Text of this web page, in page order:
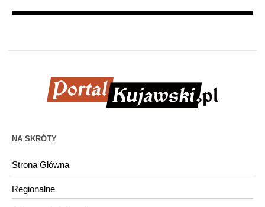
NA SKRÓTY
Strona Główna
Regionalne